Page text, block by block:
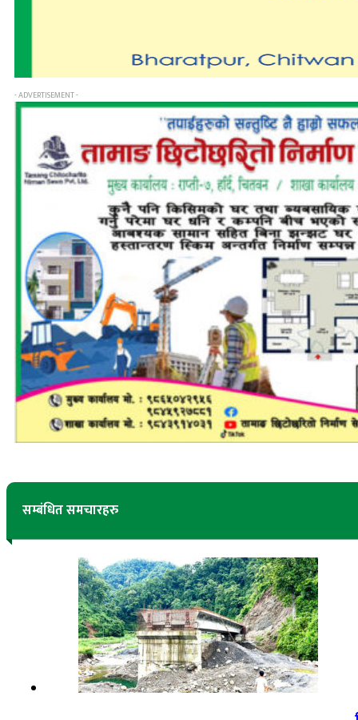
- ADVERTISEMENT -
सम्बंधित समचारहरु